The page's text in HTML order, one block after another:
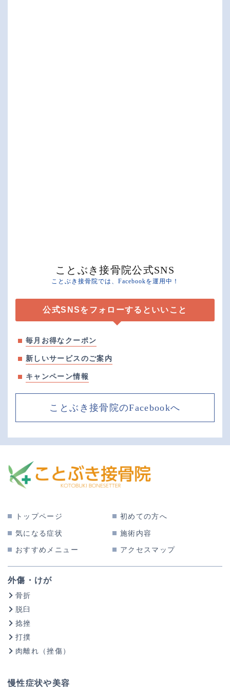
ことぶき接骨院公式SNS
ことぶき接骨院では、Facebookを運用中！
公式SNSをフォローするといいこと
毎月お得なクーポン
新しいサービスのご案内
キャンペーン情報
ことぶき接骨院のFacebookへ
トップページ 初めての方へ
気になる症状 施術内容
おすすめメニュー アクセスマップ
外傷・けが
骨折
脱臼
捻挫
打撲
肉離れ（挫傷）
慢性症状や美容